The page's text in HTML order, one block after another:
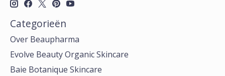
Categorieën
Over Beaupharma
Evolve Beauty Organic Skincare
Baie Botanique Skincare